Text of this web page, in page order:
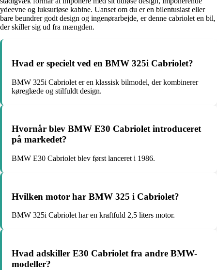
ydeevne og luksuriøse kabine. Uanset om du er en bilentusiast eller
bare beundrer godt design og ingenørarbejde, er denne cabriolet en bil,
der skiller sig ud fra mængden.
Hvad er specielt ved en BMW 325i Cabriolet?
BMW 325i Cabriolet er en klassisk bilmodel, der kombinerer
køreglæde og stilfuldt design.
Hvornår blev BMW E30 Cabriolet introduceret
på markedet?
BMW E30 Cabriolet blev først lanceret i 1986.
Hvilken motor har BMW 325 i Cabriolet?
BMW 325i Cabriolet har en kraftfuld 2,5 liters motor.
Hvad adskiller E30 Cabriolet fra andre BMW-
modeller?